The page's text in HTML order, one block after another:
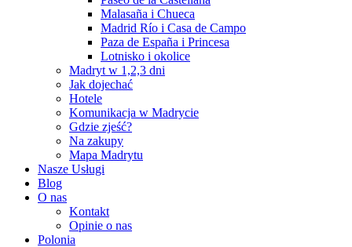
Malasaña i Chueca
Madrid Río i Casa de Campo
Paza de España i Princesa
Lotnisko i okolice
Madryt w 1,2,3 dni
Jak dojechać
Hotele
Komunikacja w Madrycie
Gdzie zjeść?
Na zakupy
Mapa Madrytu
Nasze Usługi
Blog
O nas
Kontakt
Opinie o nas
Polonia